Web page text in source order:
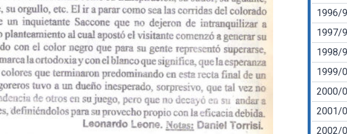
1996/
1997/
1998/
1999/
2000/
2001/
2002/